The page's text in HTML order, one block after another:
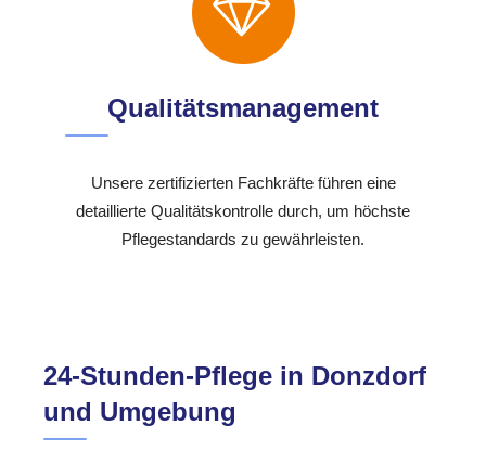
Qualitätsmanagement
Unsere zertifizierten Fachkräfte führen eine
detaillierte Qualitätskontrolle durch, um höchste
Pflegestandards zu gewährleisten.
24-Stunden-Pflege in Donzdorf
und Umgebung